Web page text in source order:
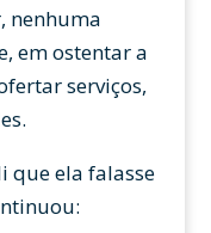
nenhuma
em ostentar a
serviços,
que ela falasse